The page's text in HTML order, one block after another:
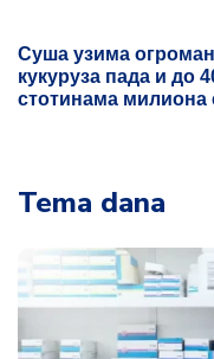
Od 17. avgusta
lekova u Srbiji